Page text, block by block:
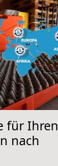
für
nach